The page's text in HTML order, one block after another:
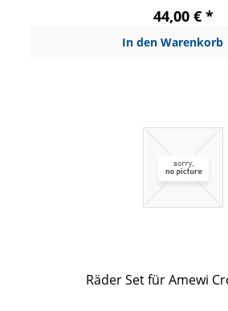
44,00 € *
In den Warenkorb
Räder Set für Amewi